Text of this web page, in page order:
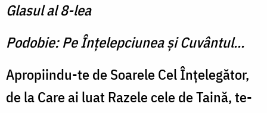
Glasul al 8-lea
Podobie: Pe Înţelepciunea şi Cuvântul...
Apropiindu-te de Soarele Cel Înţelegător,
de la Care ai luat Razele cele de Taină, te-